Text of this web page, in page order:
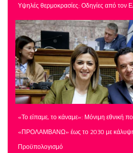
Υψηλές θερμοκρασίες: Οδηγίες από
«Το είπαμε, το κάναμε»: Μόνιμη εθνική
«ΠΡΟΛΑΜΒΑΝΩ» έως το 2030 με κάλυψη
Προϋπολογισμό